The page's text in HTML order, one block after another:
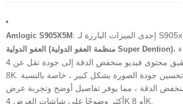
Amlogic S905X5M
العفو الدولية (منظمة العفو الدولية Super Dention)، الذي يستخدم الذكاء
الاصطناعي لتحقيق محتوى فيديو منخفض الدقة إلى جودة تقل عن 4K أو
8K. تعمل هذه الميزة على تحسين جودة الصورة بشكل كبير ، خاصة بالنسبة
الدقة ، مما يوفر تفاصيل أوضح وتجربة عرض
أكثر وضوحًا على شاشات العرض 4K أو 8K.